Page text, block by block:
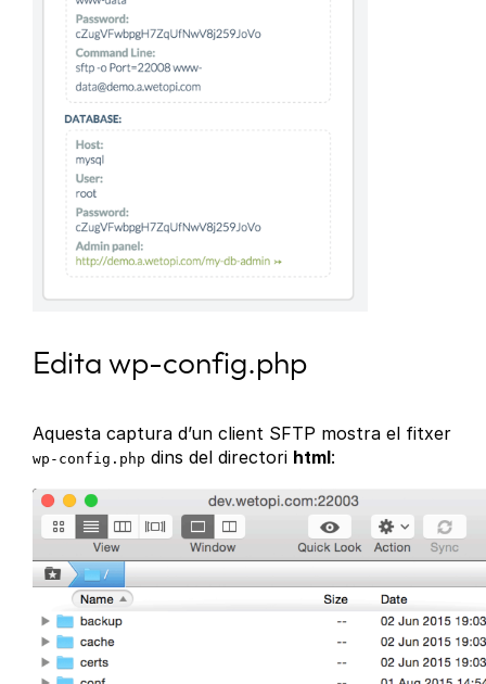
Edita wp-config.php
Aquesta captura d’un client SFTP mostra el fitxer
wp-config.php dins del directori html: